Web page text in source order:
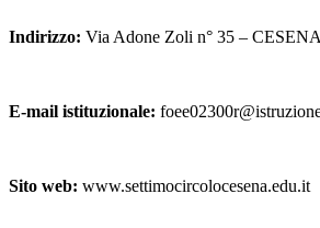
Indirizzo: Via Adone Zoli n° 35 –
E-mail istituzionale:
Sito web: www.settimocircolocesena.edu.it